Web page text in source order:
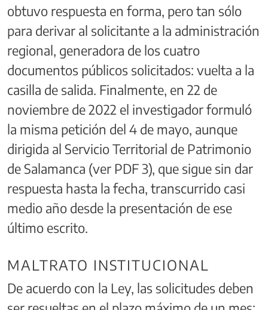
obtuvo respuesta en forma, pero tan sólo
para derivar al solicitante a la administración
regional, generadora de los cuatro
documentos públicos solicitados: vuelta a la
casilla de salida. Finalmente, en 22 de
noviembre de 2022 el investigador formuló
la misma petición del 4 de mayo, aunque
dirigida al Servicio Territorial de Patrimonio
de Salamanca (ver PDF 3), que sigue sin dar
respuesta hasta la fecha, transcurrido casi
medio año desde la presentación de ese
último escrito.
MALTRATO INSTITUCIONAL
De acuerdo con la Ley, las solicitudes deben